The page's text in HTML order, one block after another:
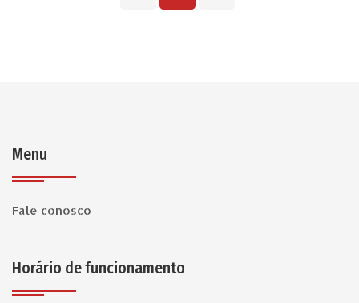
Menu
Fale conosco
Horário de funcionamento